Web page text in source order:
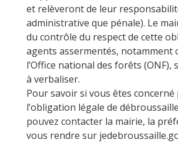
et relèveront de leur
administrative que pénale). Le
du contrôle du respect de cette
agents assermentés, notamment
l’Office national des forêts (ONF),
à verbaliser.
Pour savoir si vous êtes concerné
l’obligation légale de
pouvez contacter la mairie, la
vous rendre sur